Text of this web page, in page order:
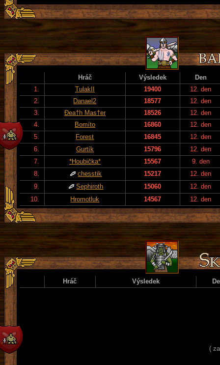
Hráč Výsledek
Den
1.
TulakII 19400
12. den
2.
Danael2 18577
12. den
3.
Đea†h Mas†er 18526
12. den
4.
Bomíto 16860
12. den
5.
Forest 16845
12. den
6.
Gurtík 15796
12. den
7.
*Houbička* 15567
9. den
8.
chesstik 15217
12. den
9.
Sephiroth 15060
12. den
10.
Hromotluk 14567 12. den
Hráč Výsledek
(